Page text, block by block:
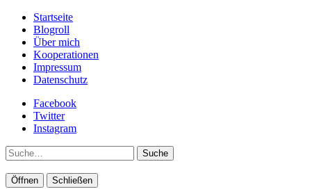
Startseite
Blogroll
Über mich
Kooperationen
Impressum
Datenschutz
Facebook
Twitter
Instagram
Suche
Öffnen Schließen